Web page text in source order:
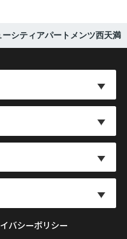
ーシティアパートメンツ西天満
バシーポリシー